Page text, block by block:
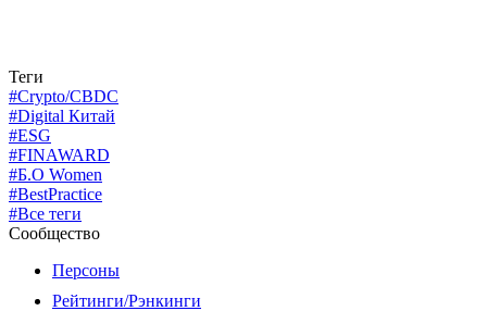
Теги
#Crypto/CBDC
#Digital Китай
#ESG
#FINAWARD
#Б.О Women
#BestPractice
#Все теги
Сообщество
Персоны
Рейтинги/Рэнкинги